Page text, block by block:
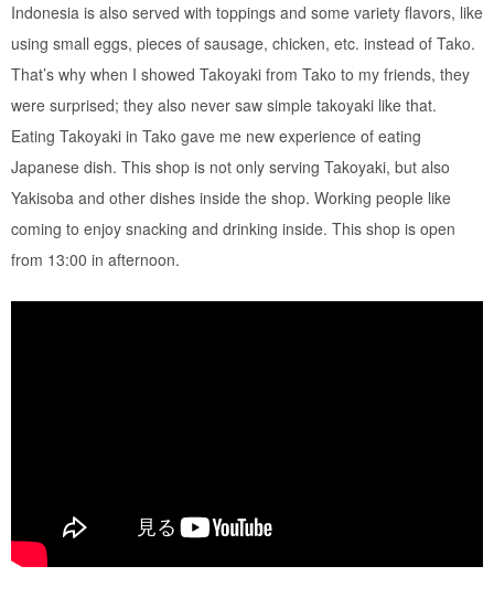
Indonesia is also served with toppings and some variety flavors, like
using small eggs, pieces of sausage, chicken, etc. instead of Tako.
That’s why when I showed Takoyaki from Tako to my friends, they
were surprised; they also never saw simple takoyaki like that.
Eating Takoyaki in Tako gave me new experience of eating
Japanese dish. This shop is not only serving Takoyaki, but also
Yakisoba and other dishes inside the shop. Working people like
coming to enjoy snacking and drinking inside. This shop is open
from 13:00 in afternoon.